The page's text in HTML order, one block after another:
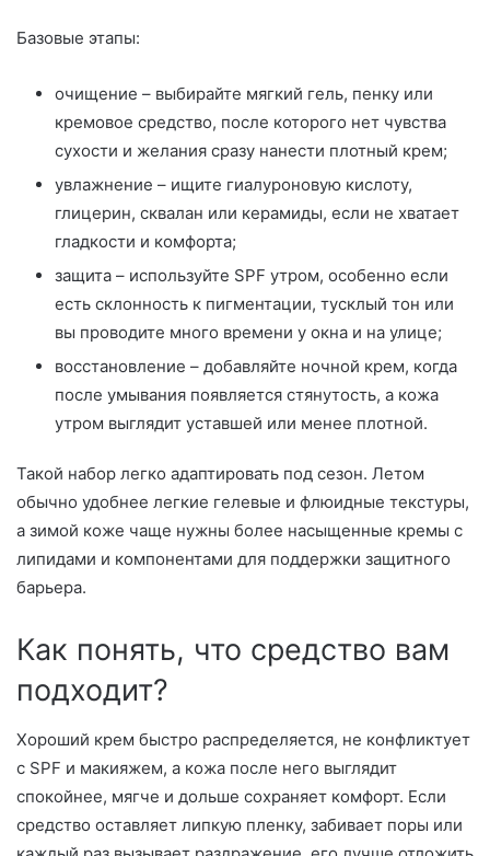
Базовые этапы:
очищение – выбирайте мягкий гель, пенку или
кремовое средство, после которого нет чувства
сухости и желания сразу нанести плотный крем;
увлажнение – ищите гиалуроновую кислоту,
глицерин, сквалан или керамиды, если не хватает
гладкости и комфорта;
защита – используйте SPF утром, особенно если
есть склонность к пигментации, тусклый тон или
вы проводите много времени у окна и на улице;
восстановление – добавляйте ночной крем, когда
после умывания появляется стянутость, а кожа
утром выглядит уставшей или менее плотной.
Такой набор легко адаптировать под сезон. Летом
обычно удобнее легкие гелевые и флюидные текстуры,
а зимой коже чаще нужны более насыщенные кремы с
липидами и компонентами для поддержки защитного
барьера.
Как понять, что средство вам
подходит?
Хороший крем быстро распределяется, не конфликтует
с SPF и макияжем, а кожа после него выглядит
спокойнее, мягче и дольше сохраняет комфорт. Если
средство оставляет липкую пленку, забивает поры или